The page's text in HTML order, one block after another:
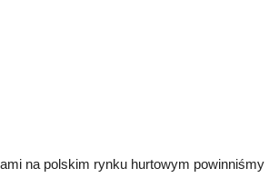
na polskim rynku hurtowym powinniśmy